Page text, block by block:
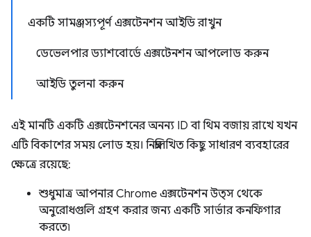
একটি সামঞ্জস্যপূর্ণ এক্সটেনশন আইডি রাখুন
ডেভেলপার ড্যাশবোর্ডে এক্সটেনশন আপলোড করুন
আইডি তুলনা করুন
এই মানটি একটি এক্সটেনশনের অনন্য ID বা থিম বজায় রাখে যখন
এটি বিকাশের সময় লোড হয়। নিম্নলিখিত কিছু সাধারণ ব্যবহারের
ক্ষেত্রে রয়েছে:
শুধুমাত্র আপনার Chrome এক্সটেনশন উত্স থেকে
অনুরোধগুলি গ্রহণ করার জন্য একটি সার্ভার কনফিগার
করতে৷